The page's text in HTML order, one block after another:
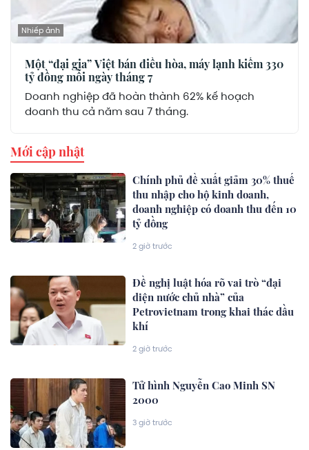
Nhiếp ảnh
Một “đại gia” Việt bán điều hòa, máy lạnh kiếm 330
tỷ đồng mỗi ngày tháng 7
Doanh nghiệp đã hoàn thành 62% kế hoạch
doanh thu cả năm sau 7 tháng.
Mới cập nhật
Chính phủ đề xuất giảm 30% thuế
thu nhập cho hộ kinh doanh,
doanh nghiệp có doanh thu đến 10
tỷ đồng
2 giờ trước
Đề nghị luật hóa rõ vai trò “đại
diện nước chủ nhà” của
Petrovietnam trong khai thác dầu
khí
2 giờ trước
Tử hình Nguyễn Cao Minh SN
2000
3 giờ trước